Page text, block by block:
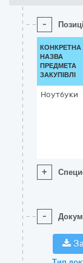
-
КОНКРЕТНА
НАЗВА
ПРЕДМЕТА
ЗАКУПІВЛІ
Ноутбуки
+
-